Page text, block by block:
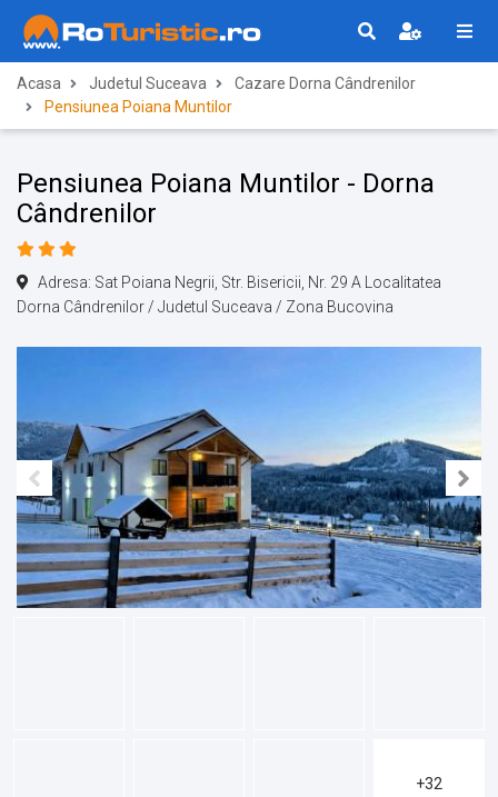
Acasa Judetul Suceava
Cazare Dorna Cândrenilor
Pensiunea Poiana Muntilor
Pensiunea Poiana Muntilor - Dorna
Cândrenilor
Adresa: Sat Poiana Negrii, Str. Bisericii, Nr. 29 A Localitatea
Dorna Cândrenilor / Judetul Suceava / Zona Bucovina
+32